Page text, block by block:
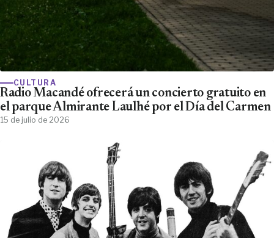
CULTURA
Radio Macandé ofrecerá un concierto gratuito en
el parque Almirante Laulhé por el Día del Carmen
15 de julio de 2026